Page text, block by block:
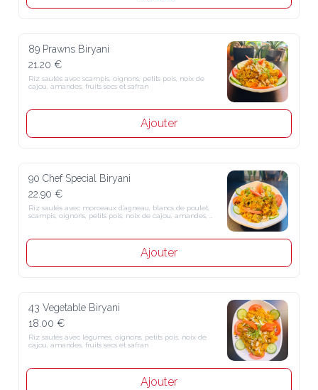
89 Prawns Biryani
21.20 €
Riz sautés avec scampis, oignons, petits pois, noix de cajou,
amandes, fruits secs et safran
Ajouter
90 Chef Special Biryani
22.90 €
Riz sautés avec morceaux d'agneau, blancs de poulet, scampis,
oignons, petits pois, noix de cajou, amandes, fruits secs et safran
Ajouter
43 Vegetable Biryani
18.00 €
Riz sautés avec légumes, oignons, petits pois, noix de cajou,
amandes, fruits secs et safran
Ajouter